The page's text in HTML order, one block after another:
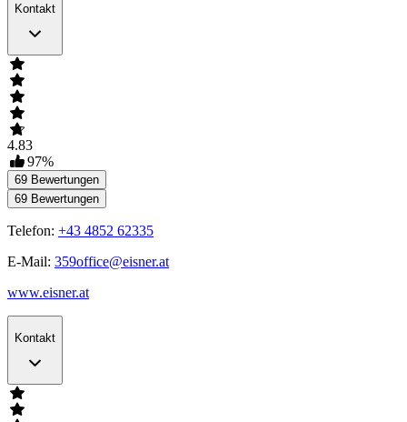
Kontakt
4.83
97%
69 Bewertungen
69 Bewertungen
Telefon: +43 4852 62335
E-Mail: 359office@eisner.at
www.eisner.at
Kontakt